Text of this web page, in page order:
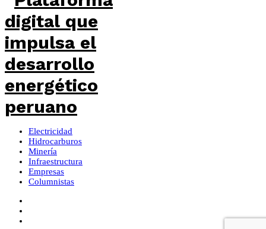
Electricidad
Hidrocarburos
Minería
Infraestructura
Empresas
Columnistas